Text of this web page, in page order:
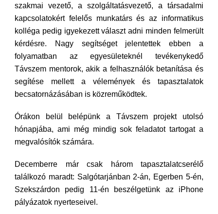
szakmai vezető, a szolgáltatásvezető, a társadalmi
kapcsolatokért felelős munkatárs és az informatikus
kolléga pedig igyekezett választ adni minden felmerült
kérdésre. Nagy segítséget jelentettek ebben a
folyamatban az egyesületeknél tevékenykedő
Távszem mentorok, akik a felhasználók betanítása és
segítése mellett a vélemények és tapasztalatok
becsatornázásában is közreműködtek.
Órákon belül belépünk a Távszem projekt utolsó
hónapjába, ami még mindig sok feladatot tartogat a
megvalósítók számára.
Decemberre már csak három tapasztalatcserélő
találkozó maradt: Salgótarjánban 2-án, Egerben 5-én,
Szekszárdon pedig 11-én beszélgetünk az iPhone
pályázatok nyerteseivel.